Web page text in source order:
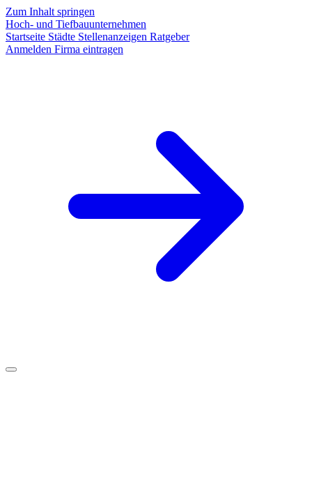
Zum Inhalt springen
Hoch- und Tiefbauunternehmen
Startseite Städte Stellenanzeigen Ratgeber
Anmelden Firma eintragen